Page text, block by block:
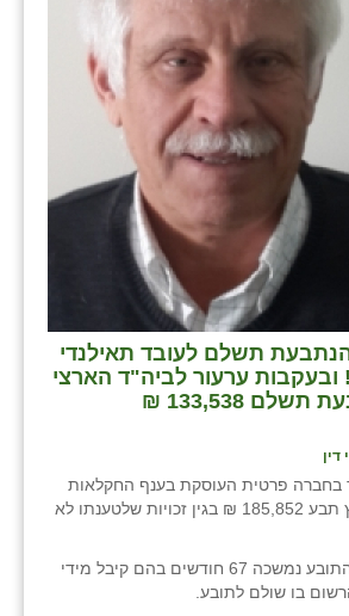
תשלם לעובד תאילנדי
₪!!! ובעקבות ערעור לביה"ד הארצי
133,538 ₪
דין
בחברה פרטית העוסקת בענף החקלאות
באזורים שונים בארץ תבע 185,852 ₪ בגין זכויות שלטענתו לא
תקופת עבודתו של התובע נמשכה 67 חודשים בהם קיבל מידי
בו שולם לתובע.